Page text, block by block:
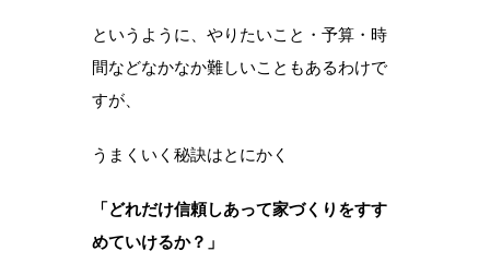
というように、やりたいこと・予算・時
間などなかなか難しいこともあるわけで
すが、
うまくいく秘訣はとにかく
「どれだけ信頼しあって家づくりをすす
めていけるか？」